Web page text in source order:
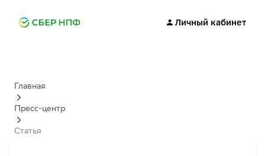
Личный кабинет
Главная
Пресс-центр
Статья